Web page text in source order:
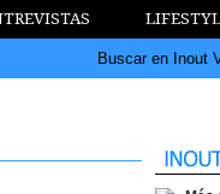
Buscar en Inout